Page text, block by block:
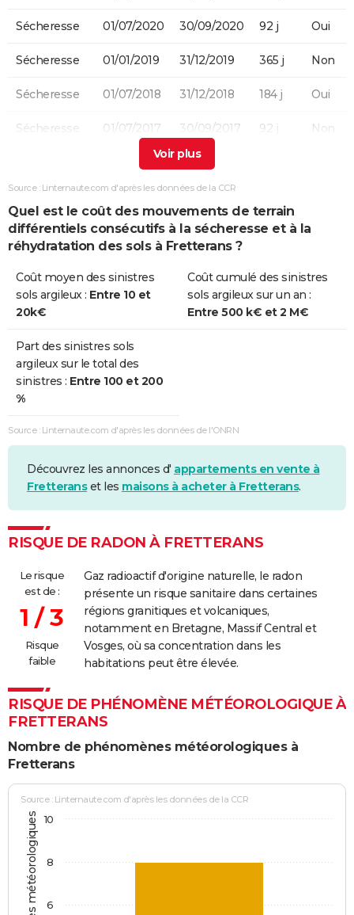
Sécheresse 01/07/2020 30/09/2020 92 j Oui
Sécheresse 01/01/2019 31/12/2019 365 j Non
Sécheresse 01/07/2018 31/12/2018 184 j Oui
Sécheresse 01/07/2017 30/09/2017 92 j Non
15/07/2009 20/07/2009
01/07/2003
Source : Linternaute.com d'après les données de la CCR
Quel est le coût des mouvements de terrain
différentiels consécutifs à la sécheresse et à la
réhydratation des sols à Fretterans ?
Coût moyen des sinistres
sols argileux : Entre 10 et
20k€
Coût cumulé des sinistres
sols argileux sur un an :
Entre 500 k€ et 2 M€
Part des sinistres sols
argileux sur le total des
sinistres : Entre 100 et 200
%
Source : Linternaute.com d'après les données de l'ONRN
Découvrez les annonces d' appartements en vente à
Fretteranset les maisons à acheter à Fretterans.
RISQUE DE RADON À FRETTERANS
Le risque
est de :
1 / 3
Risque
faible
Gaz radioactif d'origine naturelle, le radon
présente un risque sanitaire dans certaines
régions granitiques et volcaniques,
notamment en Bretagne, Massif Central et
Vosges, où sa concentration dans les
habitations peut être élevée.
RISQUE DE PHÉNOMÈNE MÉTÉOROLOGIQUE À
FRETTERANS
Nombre de phénomènes météorologiques à
Fretterans
Source : Linternaute.com d'après les données de la CCR
6
8
10